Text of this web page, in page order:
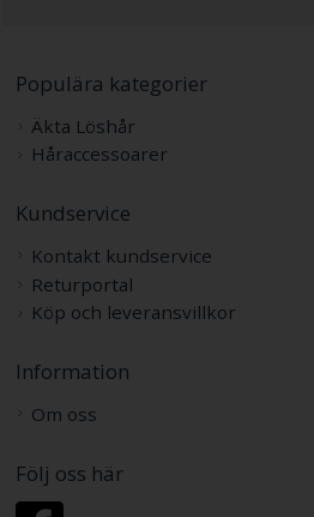
Populära kategorier
Äkta Löshår
Håraccessoarer
Kundservice
Kontakt kundservice
Returportal
Köp och leveransvillkor
Information
Om oss
Följ oss här